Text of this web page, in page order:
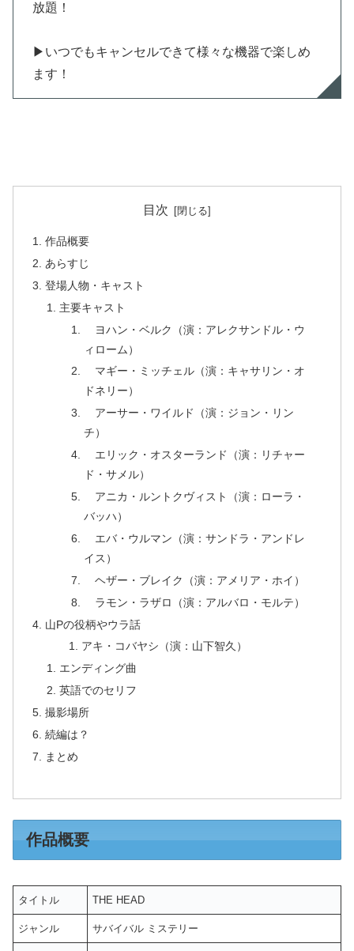
放題！
▶︎いつでもキャンセルできて様々な機器で楽しめ
ます！
目次
作品概要
あらすじ
登場人物・キャスト
主要キャスト
ヨハン・ベルク（演：アレクサンドル・ウ
ィローム）
マギー・ミッチェル（演：キャサリン・オ
ドネリー）
アーサー・ワイルド（演：ジョン・リン
チ）
エリック・オスターランド（演：リチャー
ド・サメル）
アニカ・ルントクヴィスト（演：ローラ・
バッハ）
エバ・ウルマン（演：サンドラ・アンドレ
イス）
ヘザー・ブレイク（演：アメリア・ホイ）
ラモン・ラザロ（演：アルバロ・モルテ）
山Pの役柄やウラ話
アキ・コバヤシ（演：山下智久）
エンディング曲
英語でのセリフ
撮影場所
続編は？
まとめ
作品概要
タイトル THE HEAD
ジャンル サバイバル ミステリー